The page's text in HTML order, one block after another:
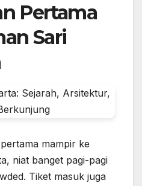
Pertama
Sari
mampir ke
niat banget pagi-pagi
Tiket masuk juga